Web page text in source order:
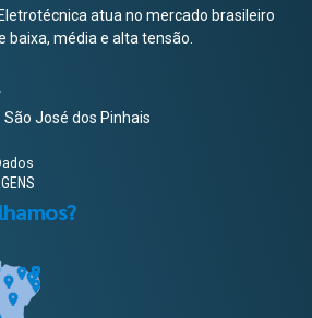
atua no mercado brasileiro
baixa, média e alta tensão.
São José dos Pinhais